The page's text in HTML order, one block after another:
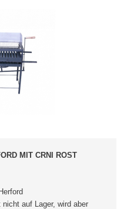
MIT CRNI ROST
auf Lager, wird aber